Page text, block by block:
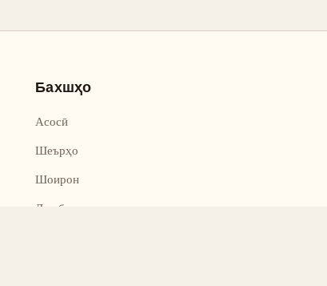
Бахшҳо
Асосӣ
Шеърҳо
Шоирон
Дар бораи лоиҳа